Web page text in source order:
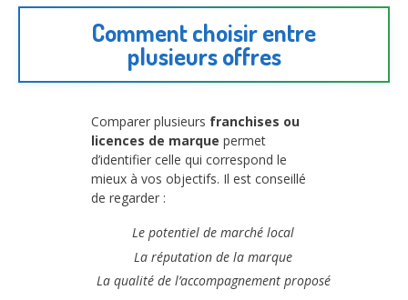
Comment choisir entre
plusieurs offres
Comparer plusieurs franchises ou
licences de marque permet
d’identifier celle qui correspond le
mieux à vos objectifs. Il est conseillé
de regarder :
Le potentiel de marché local
La réputation de la marque
La qualité de l’accompagnement proposé